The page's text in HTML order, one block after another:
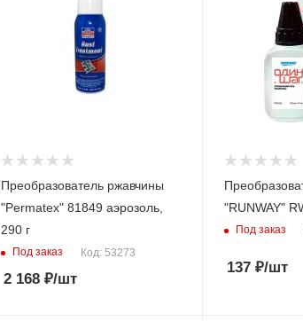
Преобразователь ржавчины
"Permatex" 81849 аэрозоль,
290 г
Под заказ Код: 53273
2 168 ₽/шт
"RUNWAY"
Под заказ
137₽/шт